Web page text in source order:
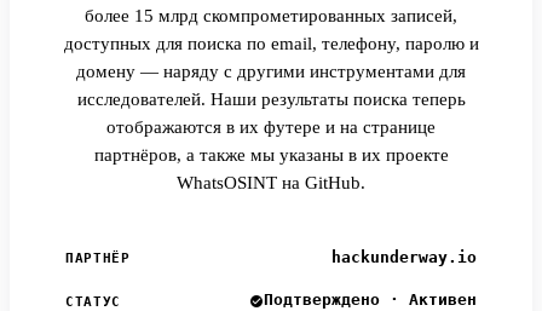
более 15 млрд скомпрометированных записей,
доступных для поиска по email, телефону, паролю и
домену — наряду с другими инструментами для
исследователей. Наши результаты поиска теперь
отображаются в их футере и на странице
партнёров, а также мы указаны в их проекте
WhatsOSINT на GitHub.
ПАРТНЁР hackunderway.io
СТАТУС Подтверждено · Активен